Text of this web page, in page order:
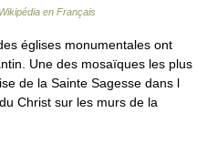
Wikipédia en Français
églises monumentales ont
Une des mosaïques les plus
de la Sainte Sagesse dans l
Christ sur les murs de la